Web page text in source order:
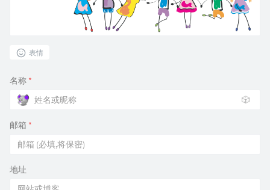
表情
名称 *
🎲
邮箱 *
地址